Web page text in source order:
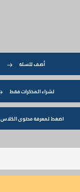
أضف للسلة
لشراء المذكرات فقط
اضغط لمعرفة محتوى الكلاس